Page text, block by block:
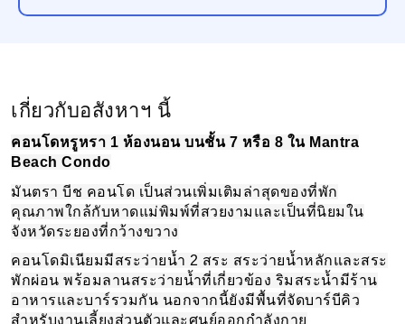
เกี่ยวกับอสังหาฯ นี้
คอนโดหรูหรา 1 ห้องนอน บนชั้น 7 หรือ 8 ใน Mantra
Beach Condo
มันตรา บีช คอนโด เป็นส่วนเพิ่มเติมล่าสุดของที่พัก
คุณภาพใกล้กับหาดแม่พิมพ์ที่สวยงามและเป็นที่นิยมใน
จังหวัดระยองที่กว้างขวาง
คอนโดมิเนียมมีสระว่ายน้ำ 2 สระ สระว่ายน้ำหลักและสระ
พักผ่อน พร้อมลานสระว่ายน้ำที่เกี่ยวข้อง ริมสระน้ำมีร้าน
อาหารและบาร์รวมกัน นอกจากนี้ยังมีพื้นที่จัดบาร์บีคิว
สำหรับงานเลี้ยงส่วนตัวและศูนย์ออกกำลังกาย